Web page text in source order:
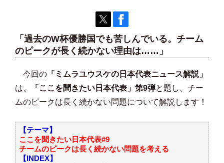
「過去のW杯優勝国でも苦しんでいる。チーム
のピークが長く続かない理由は……」
今回の 「ミムラユウスケの日本代表ニュース解説」
は、
「ここを聞きたい日本代表」第9弾と題し、チー
ムのピークは長く続かない問題について解説します！
【テーマ】
ここを聞きたい日本代表#9
チームのピークは長く続かない問題を考える
【INDEX】